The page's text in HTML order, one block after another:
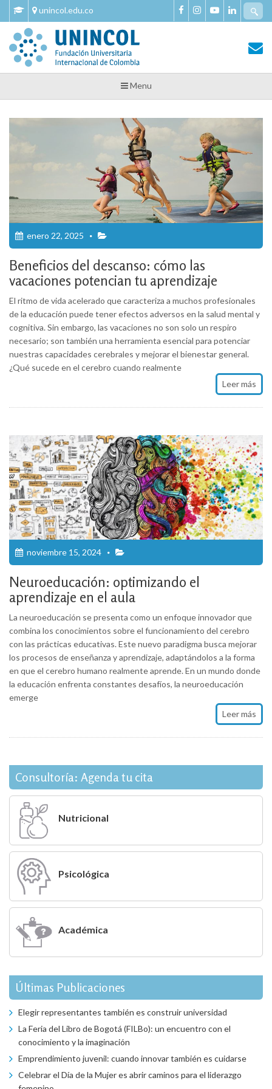
Skip
content
unincol.edu.co
Tu Salud y Bienestar
Tu Salud y Bienestar – Unincol
Menu
enero 22, 2025
Beneficios del descanso: cómo las
vacaciones potencian tu aprendizaje
El ritmo de vida acelerado que caracteriza a muchos profesionales
de la educación puede tener efectos adversos en la salud mental y
cognitiva. Sin embargo, las vacaciones no son solo un respiro
necesario; son también una herramienta esencial para potenciar
nuestras capacidades cerebrales y mejorar el bienestar general.
¿Qué sucede en el cerebro cuando realmente
Leer más
noviembre 15, 2024
Neuroeducación: optimizando el
aprendizaje en el aula
La neuroeducación se presenta como un enfoque innovador que
combina los conocimientos sobre el funcionamiento del cerebro
con las prácticas educativas. Este nuevo paradigma busca mejorar
los procesos de enseñanza y aprendizaje, adaptándolos a la forma
en que el cerebro humano realmente aprende. En un mundo donde
la educación enfrenta constantes desafíos, la neuroeducación
emerge
Leer más
Consultoría: Agenda tu cita
Nutricional
Psicológica
Académica
Últimas Publicaciones
Elegir representantes también es construir universidad
La Feria del Libro de Bogotá (FILBo): un encuentro con el
conocimiento y la imaginación
Emprendimiento juvenil: cuando innovar también es cuidarse
Celebrar el Día de la Mujer es abrir caminos para el liderazgo